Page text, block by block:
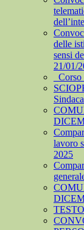
delle
sensi
21/01/
lavoro
2025